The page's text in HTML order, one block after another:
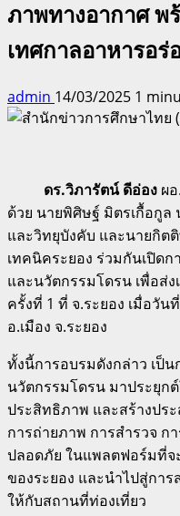
ภาพทางอากาศ พ
เทศกาลอาหารอ
admin 14/03/2025 1
ดร.วิภารัตน์ ดีอ่อง ผ
ด้วย นายพิศิษฐ์ มิตรเกื้อกูล
และวิทยุบังคับ และนายกิต
เทคนิคระยอง ร่วมกันเปิด
และนวัตกรรมโดรน เพื่อส่
ครั้งที่ 1 ที่ จ.ระยอง เมื่อวั
อ.เมือง จ.ระยอง
ทั้งนี้การอบรมดังกล่าว เป็
นวัตกรรมโดรน มาประยุกต์
ประสิทธิภาพ และสร้างปร
การถ่ายภาพ การสำรวจ ก
ปลอดภัย ในแพลตฟอร์มที่จ
ของระยอง และนำไปสู่กา
ให้กับสถานที่ท่องเที่ยว